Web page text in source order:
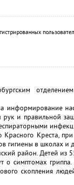
информирование
рук и правильной
Красного Креста,
гигиены в школах
район. Детей из
о симптомах
скопления